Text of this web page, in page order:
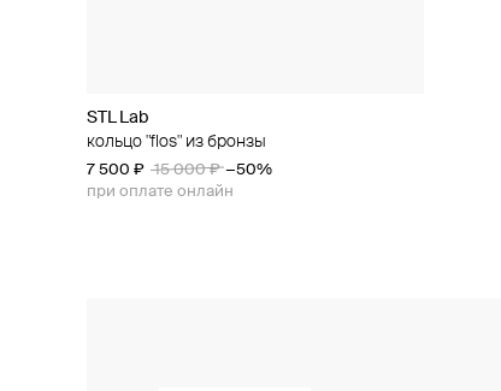
STL Lab
кольцо "flos" из бронзы
7 500 ₽ 15 000 ₽ −50%
при оплате онлайн